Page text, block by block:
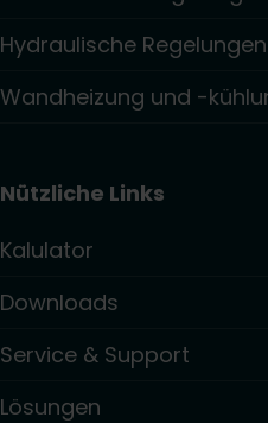
Hydraulische Regelungen
Wandheizung und -
Nützliche Links
Kalulator
Downloads
Service & Support
Lösungen